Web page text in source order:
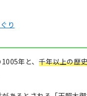
り
年と、 千年以上の歴